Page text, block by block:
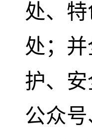
处、
处；
护、
公众